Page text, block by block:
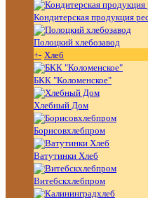
Кондитерская продукция
Полоцкий хлебозавод
+- Хлеб
БКК "Коломенское"
Хлебный Дом
Борисовхлебпром
Ватутинки Хлеб
Витебскхлебпром